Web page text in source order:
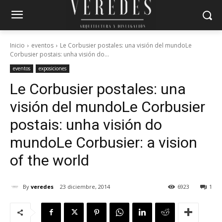
Inicio eventos
Le Corbusier postales: una visión del mundoLe
Corbusier postais: unha visión do...
eventos exposiciones
Le Corbusier postales: una
visión del mundoLe Corbusier
postais: unha visión do
mundoLe Corbusier: a vision
of the world
By veredes 23 diciembre, 2014 1
6923